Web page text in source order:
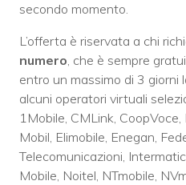
secondo momento.
L’offerta è riservata a chi
numero, che è sempre
entro un massimo di 3 giorni
alcuni operatori virtuali
1Mobile, CMLink,
Mobil, Elimobile, Enegan,
Telecomunicazioni,
Mobile, Noitel, NTmobile,